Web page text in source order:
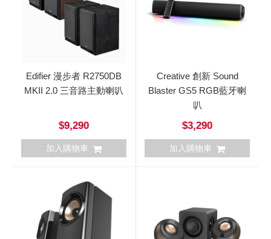
Edifier 漫步者 R2750DB
MKII 2.0 三音路主動喇叭
$9,290
加入購物車
Creative 創新 Sound
Blaster GS5 RGB藍牙喇
叭
$3,290
加入購物車